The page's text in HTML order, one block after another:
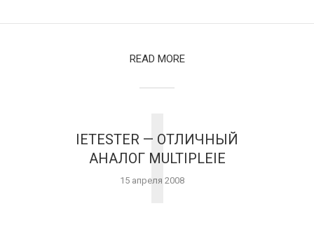
В ИВАЦЕВИЧИ
READ MORE
IETESTER — ОТЛИЧНЫЙ
АНАЛОГ MULTIPLEIE
15 апреля 2008
I